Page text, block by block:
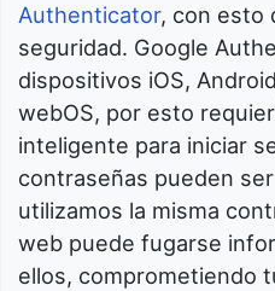
Authenticator, con esto
seguridad. Google
dispositivos iOS,
webOS, por esto
inteligente para iniciar
contraseñas pueden
utilizamos la misma
web puede fugarse
ellos, comprometiendo